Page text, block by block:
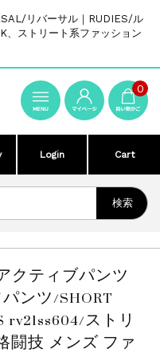
リバーサル｜RUDIES/ル
、ストリート系ファッション
0
Login Cart
クティブパンツ
ンツ/SHORT
rv21ss604/ストリ
闘技 メンズ ファ